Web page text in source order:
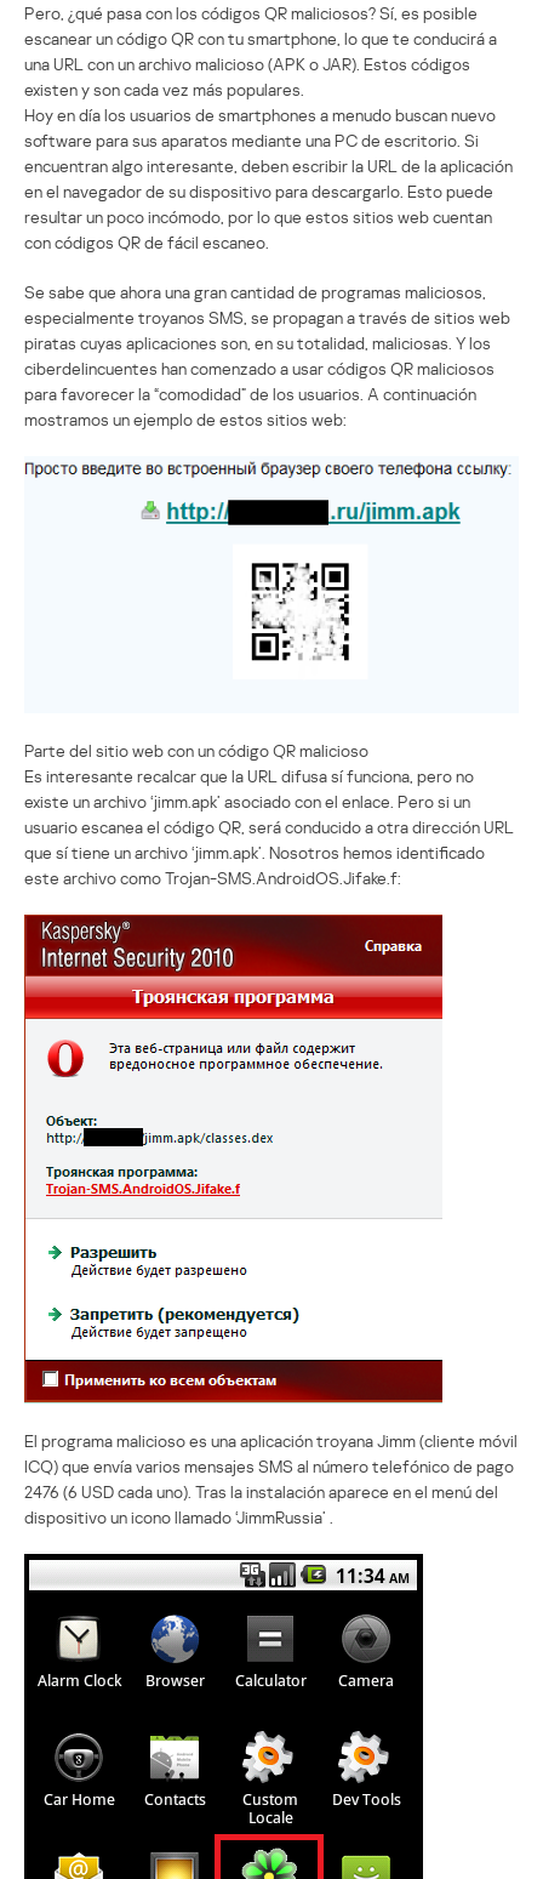
Pero, ¿qué pasa con los códigos QR maliciosos? Sí, es posible
escanear un código QR con tu smartphone, lo que te conducirá a
una URL con un archivo malicioso (APK o JAR). Estos códigos
existen y son cada vez más populares.
Hoy en día los usuarios de smartphones a menudo buscan nuevo
software para sus aparatos mediante una PC de escritorio. Si
encuentran algo interesante, deben escribir la URL de la aplicación
en el navegador de su dispositivo para descargarlo. Esto puede
resultar un poco incómodo, por lo que estos sitios web cuentan
con códigos QR de fácil escaneo.
Se sabe que ahora una gran cantidad de programas maliciosos,
especialmente troyanos SMS, se propagan a través de sitios web
piratas cuyas aplicaciones son, en su totalidad, maliciosas. Y los
ciberdelincuentes han comenzado a usar códigos QR maliciosos
para favorecer la “comodidad” de los usuarios. A continuación
mostramos un ejemplo de estos sitios web:
Parte del sitio web con un código QR malicioso
Es interesante recalcar que la URL difusa sí funciona, pero no
existe un archivo ‘jimm.apk’ asociado con el enlace. Pero si un
usuario escanea el código QR, será conducido a otra dirección URL
que sí tiene un archivo ‘jimm.apk’. Nosotros hemos identificado
este archivo como Trojan-SMS.AndroidOS.Jifake.f:
El programa malicioso es una aplicación troyana Jimm (cliente móvil
ICQ) que envía varios mensajes SMS al número telefónico de pago
2476 (6 USD cada uno). Tras la instalación aparece en el menú del
dispositivo un icono llamado ‘JimmRussia’ .